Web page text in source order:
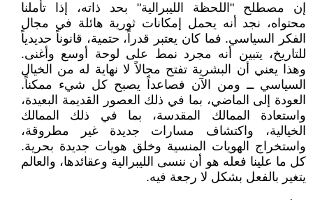
إن مصطلح "اللحظة الليبرالية" بحد ذاته، إذا تأملنا
محتواه، نجد أنه يحمل إمكانات ثورية هائلة في مجال
الفكر السياسي. فما كان يعتبر قدراً، حتمية، قانوناً حديدياً
للتاريخ، يتبين أنه مجرد نمط على لوحة أوسع وأغنى.
وهذا يعني أن البشرية تفتح مجالاً لا نهاية له من الخيال
السياسي ــ ومن الآن فصاعداً يصبح كل شيء ممكناً.
العودة إلى الماضي، بما في ذلك العصور القديمة البعيدة،
واستعادة الممالك المقدسة، بما في ذلك الممالك
الخيالية، واكتشاف مسارات جديدة غير مطروقة،
واستخراج الهويات المنسية وخلق هويات جديدة بحرية.
كل ما علينا فعله هو أن ننسى الليبرالية وعقائدها، والعالم
يتغير بالفعل بشكل لا رجعة فيه.